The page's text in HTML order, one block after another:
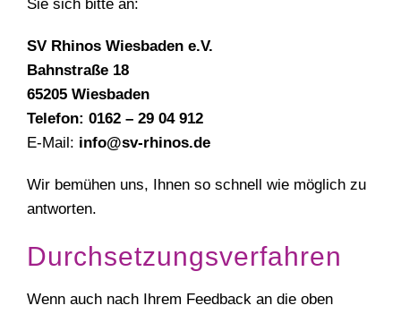
Sie sich bitte an:
SV Rhinos Wiesbaden e.V.
Bahnstraße 18
65205 Wiesbaden
Telefon: 0162 – 29 04 912
E-Mail: info@sv-rhinos.de
Wir bemühen uns, Ihnen so schnell wie möglich zu
antworten.
Durchsetzungsverfahren
Wenn auch nach Ihrem Feedback an die oben